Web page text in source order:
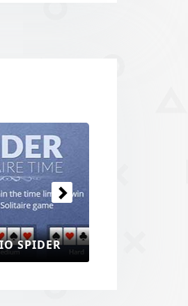
SPIDER
Prossimo